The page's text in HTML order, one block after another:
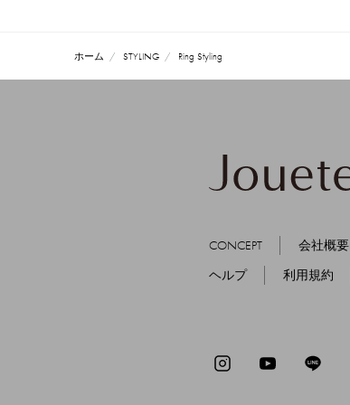
ホーム STYLING Ring Styling
CONCEPT 会社概要
ヘルプ
利用規約